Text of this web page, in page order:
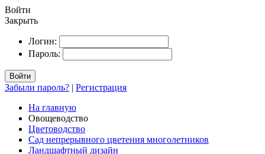
Войти
Закрыть
Логин:
Пароль:
Войти
Забыли пароль? | Регистрация
На главную
Овощеводство
Цветоводство
Сад непрерывного цветения многолетников
Ландшафтный дизайн